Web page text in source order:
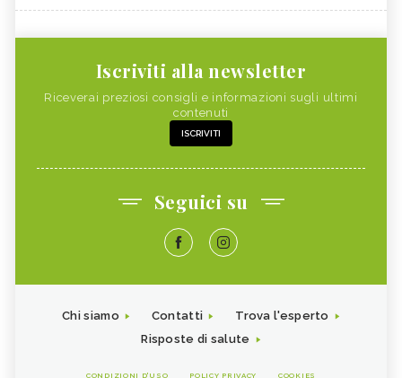
Iscriviti alla newsletter
Riceverai preziosi consigli e informazioni sugli ultimi
contenuti
ISCRIVITI
Seguici su
Chi siamo Contatti
Trova l'esperto
Risposte di salute
CONDIZIONI D'USO POLICY PRIVACY COOKIES